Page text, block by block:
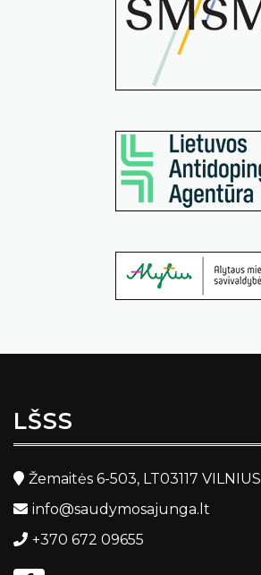
LŠSS
Žemaitės 6-503, LT03117 VILNIUS
info@saudymosajunga.lt
+370 672 09655